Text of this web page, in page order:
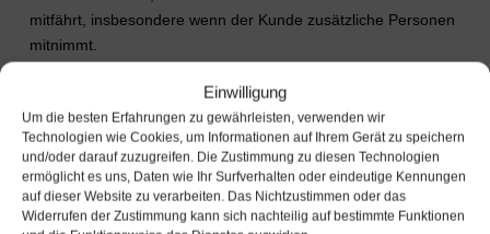
Einwilligung
Um die besten Erfahrungen zu gewährleisten, verwenden wir
Technologien wie Cookies, um Informationen auf Ihrem Gerät zu speichern
und/oder darauf zuzugreifen. Die Zustimmung zu diesen Technologien
ermöglicht es uns, Daten wie Ihr Surfverhalten oder eindeutige Kennungen
auf dieser Website zu verarbeiten. Das Nichtzustimmen oder das
Widerrufen der Zustimmung kann sich nachteilig auf bestimmte Funktionen
mitfährt, insbesondere wenn der Kunde zusätzliche Personen
mitnimmt.
ausschließlich die vorhandenen Sicherungsvorrichtungen vom
Metrorower zu verwenden. Nutzung anderweitiger
Vorrichtungen ist untersagt. Der Betreiber behält sich das
Recht vor, die vom Kunden regelwidrig angewendeten
Sicherungsvorrichtungen zu entfernen. Alle Kosten für die
Wiederherstellung des vorherigen Ausleihzustands gehen zu